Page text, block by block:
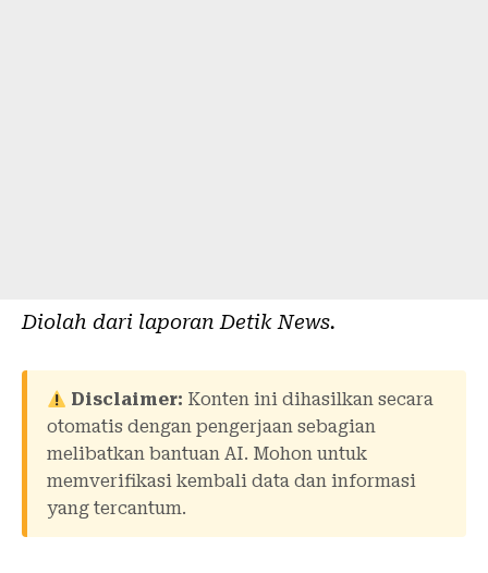
Diolah dari laporan Detik News.
Disclaimer: Konten ini dihasilkan secara
otomatis dengan pengerjaan sebagian
melibatkan bantuan AI. Mohon untuk
memverifikasi kembali data dan informasi
yang tercantum.